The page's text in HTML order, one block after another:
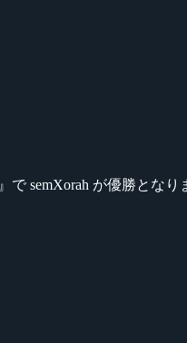
』で semXorah が優勝となり